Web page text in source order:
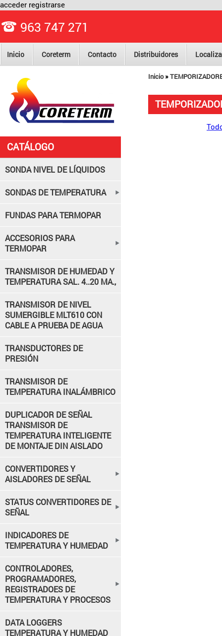
963 747 271
acceder registrarse
Inicio Coreterm Contacto Distribuidores
Inicio»
CATÁLOGO
SONDA NIVEL DE LÍQUIDOS
SONDAS DE TEMPERATURA
FUNDAS PARA TERMOPAR
ACCESORIOS PARA
TERMOPAR
TRANSMISOR DE HUMEDAD Y
TEMPERATURA SAL. 4..20 MA.,
TRANSMISOR DE NIVEL
SUMERGIBLE MLT610 CON
CABLE A PRUEBA DE AGUA
TRANSDUCTORES DE
PRESIÓN
TRANSMISOR DE
TEMPERATURA INALÁMBRICO
DUPLICADOR DE SEÑAL
TRANSMISOR DE
TEMPERATURA INTELIGENTE
DE MONTAJE DIN AISLADO
CONVERTIDORES Y
AISLADORES DE SEÑAL
STATUS CONVERTIDORES DE
SEÑAL
INDICADORES DE
TEMPERATURA Y HUMEDAD
CONTROLADORES,
PROGRAMADORES,
REGISTRADOES DE
TEMPERATURA Y PROCESOS
DATA LOGGERS
TEMPERATURA Y HUMEDAD